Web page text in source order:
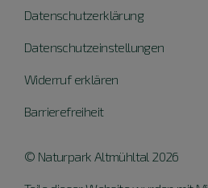
Datenschutzerklärung
Datenschutzeinstellungen
Widerruf erklären
Barrierefreiheit
© Naturpark Altmühltal 2026